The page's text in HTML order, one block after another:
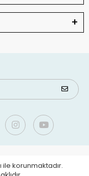
ile korunmaktadır.